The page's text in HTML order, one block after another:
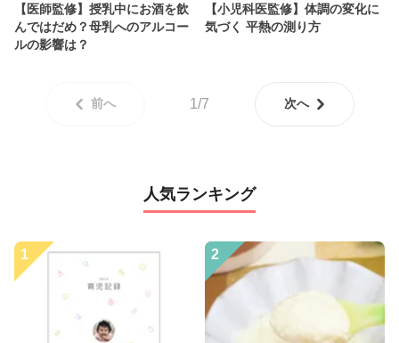
【医師監修】授乳中にお酒を飲
んではだめ？母乳へのアルコー
ルの影響は？
【小児科医監修】体調の変化に
気づく 平熱の測り方
前へ 1/7 次へ
人気ランキング
1 2